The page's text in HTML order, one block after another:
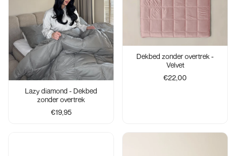
Lazy diamond - Dekbed
zonder overtrek
€19,95
Dekbed zonder overtrek -
Velvet
€22,00